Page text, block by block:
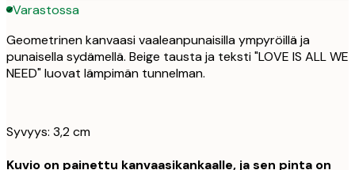
Varastossa
Geometrinen kanvaasi vaaleanpunaisilla ympyröillä ja
punaisella sydämellä. Beige tausta ja teksti "LOVE IS ALL WE
NEED" luovat lämpimän tunnelman.
Syvyys: 3,2 cm
Kuvio on painettu kanvaasikankaalle, ja sen pinta on